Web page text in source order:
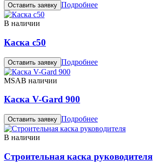
Оставить заявку Подробнее
В наличии
Каска c50
Оставить заявку Подробнее
MSAВ наличии
Каска V-Gard 900
Оставить заявку Подробнее
В наличии
Строительная каска руководителя